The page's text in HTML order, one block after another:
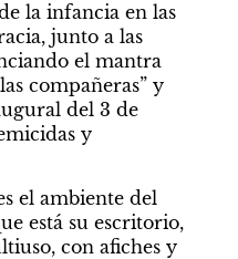
la infancia en las
junto a las
el mantra
compañeras” y
del 3 de
y
el ambiente del
está su escritorio,
con afiches y